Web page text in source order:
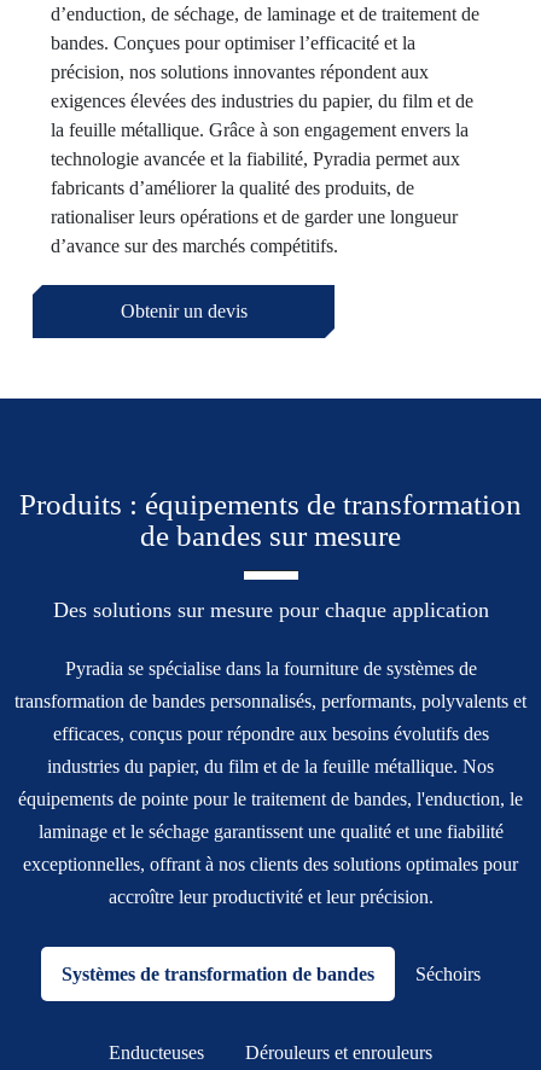
d’enduction, de séchage, de laminage et de traitement de
bandes. Conçues pour optimiser l’efficacité et la
précision, nos solutions innovantes répondent aux
exigences élevées des industries du papier, du film et de
la feuille métallique. Grâce à son engagement envers la
technologie avancée et la fiabilité, Pyradia permet aux
fabricants d’améliorer la qualité des produits, de
rationaliser leurs opérations et de garder une longueur
d’avance sur des marchés compétitifs.
Obtenir un devis
Produits : équipements de transformation
de bandes sur mesure
Des solutions sur mesure pour chaque application
Pyradia se spécialise dans la fourniture de systèmes de
transformation de bandes personnalisés, performants, polyvalents et
efficaces, conçus pour répondre aux besoins évolutifs des
industries du papier, du film et de la feuille métallique. Nos
équipements de pointe pour le traitement de bandes, l'enduction, le
laminage et le séchage garantissent une qualité et une fiabilité
exceptionnelles, offrant à nos clients des solutions optimales pour
accroître leur productivité et leur précision.
Systèmes de transformation de bandes Séchoirs
Enducteuses Dérouleurs et enrouleurs